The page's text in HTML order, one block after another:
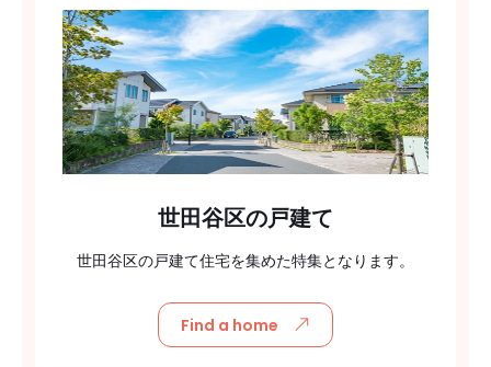
世田谷区の戸建て
世田谷区の戸建て住宅を集めた特集となります。
Find a home